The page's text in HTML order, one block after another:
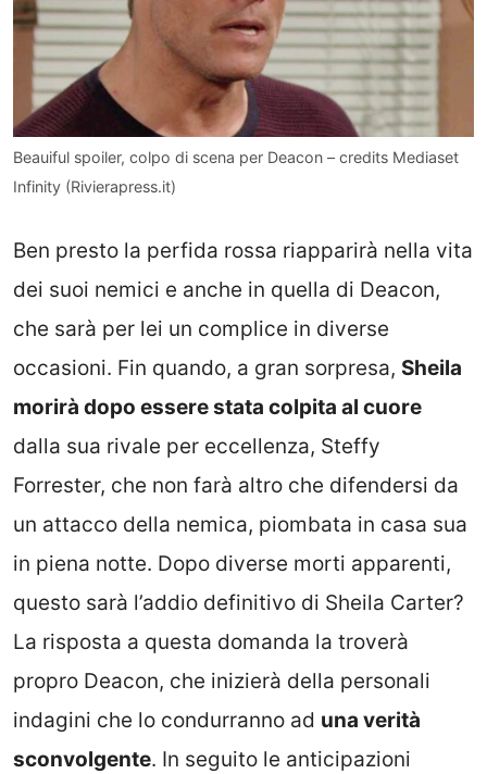
Beauiful spoiler, colpo di scena per Deacon – credits Mediaset
Infinity (Rivierapress.it)
Ben presto la perfida rossa riapparirà nella vita
dei suoi nemici e anche in quella di Deacon,
che sarà per lei un complice in diverse
occasioni. Fin quando, a gran sorpresa, Sheila
morirà dopo essere stata colpita al cuore
dalla sua rivale per eccellenza, Steffy
Forrester, che non farà altro che difendersi da
un attacco della nemica, piombata in casa sua
in piena notte. Dopo diverse morti apparenti,
questo sarà l’addio definitivo di Sheila Carter?
La risposta a questa domanda la troverà
propro Deacon, che inizierà della personali
indagini che lo condurranno ad una verità
sconvolgente. In seguito le anticipazioni